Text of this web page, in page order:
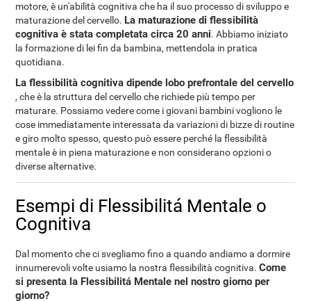
motore, è un'abilità cognitiva che ha il suo processo di sviluppo e
maturazione del cervello. La maturazione di flessibilità
cognitiva è stata completata circa 20 anni. Abbiamo iniziato
la formazione di lei fin da bambina, mettendola in pratica
quotidiana.
La flessibilità cognitiva dipende lobo prefrontale del cervello
, che è la struttura del cervello che richiede più tempo per
maturare. Possiamo vedere come i giovani bambini vogliono le
cose immediatamente interessata da variazioni di bizze di routine
e giro molto spesso, questo può essere perché la flessibilità
mentale è in piena maturazione e non considerano opzioni o
diverse alternative.
Esempi di Flessibilitá Mentale o
Cognitiva
Dal momento che ci svegliamo fino a quando andiamo a dormire
innumerevoli volte usiamo la nostra flessibilità cognitiva.Come
si presenta la Flessibilitá Mentale nel nostro giorno per
giorno?